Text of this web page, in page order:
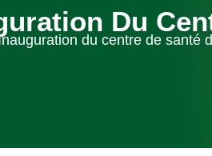
Du
du centre de santé